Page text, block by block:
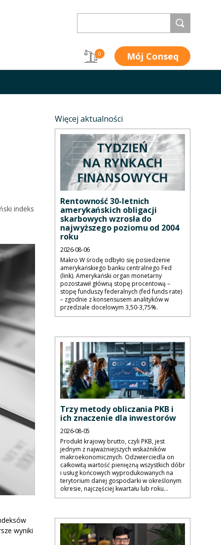
0 Mój Conseq
indeks
wyniki
Więcej aktualności
Rentowność 30-letnich
amerykańskich obligacji
skarbowych wzrosła do
najwyższego poziomu od 2004
roku
2026-08-06
Makro W środę odbyło się posiedzenie
amerykańskiego banku centralnego Fed
(link). Amerykański organ monetarny
pozostawił główną stopę procentową –
stopę funduszy federalnych (fed funds rate)
– zgodnie z konsensusem analityków w
przedziale docelowym 3,50-3,75%.
Trzy metody obliczania PKB i
ich znaczenie dla inwestorów
2026-08-05
Produkt krajowy brutto, czyli PKB, jest
jednym z najważniejszych wskaźników
makroekonomicznych. Odzwierciedla on
całkowitą wartość pieniężną wszystkich dóbr
i usług końcowych wyprodukowanych na
terytorium danej gospodarki w określonym
okresie, najczęściej kwartału lub roku...